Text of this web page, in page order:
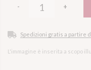
Depurativa
quantità
- +
Spedizioni gratis a partire
L'immagine è inserita a scopo